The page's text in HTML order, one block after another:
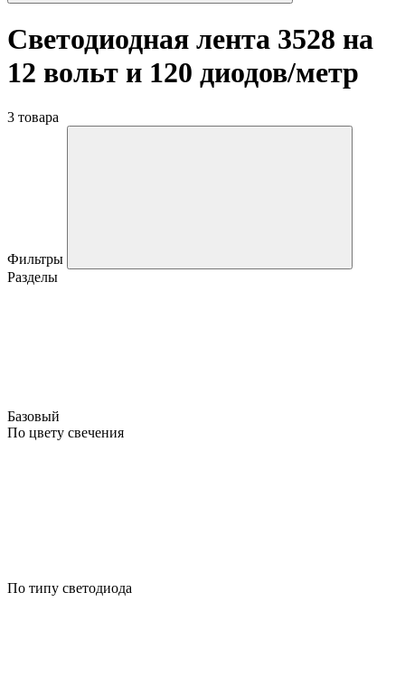
Светодиодная лента 3528 на
12 вольт и 120 диодов/метр
3 товара
Фильтры
Разделы
Базовый
По цвету свечения
По типу светодиода